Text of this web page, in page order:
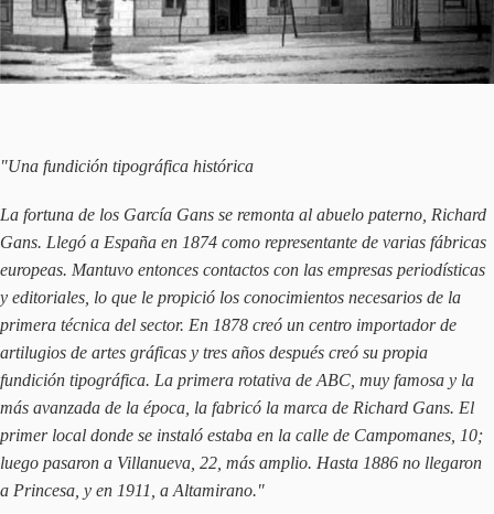
"Una fundición tipográfica histórica
La fortuna de los García Gans se remonta al abuelo paterno, Richard
Gans. Llegó a España en 1874 como representante de varias fábricas
europeas. Mantuvo entonces contactos con las empresas periodísticas
y editoriales, lo que le propició los conocimientos necesarios de la
primera técnica del sector. En 1878 creó un centro importador de
artilugios de artes gráficas y tres años después creó su propia
fundición tipográfica. La primera rotativa de ABC, muy famosa y la
más avanzada de la época, la fabricó la marca de Richard Gans. El
primer local donde se instaló estaba en la calle de Campomanes, 10;
luego pasaron a Villanueva, 22, más amplio. Hasta 1886 no llegaron
a Princesa, y en 1911, a Altamirano."